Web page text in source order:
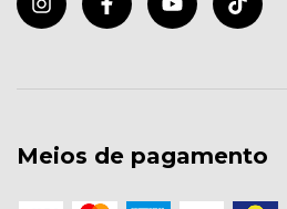
Meios de pagamento